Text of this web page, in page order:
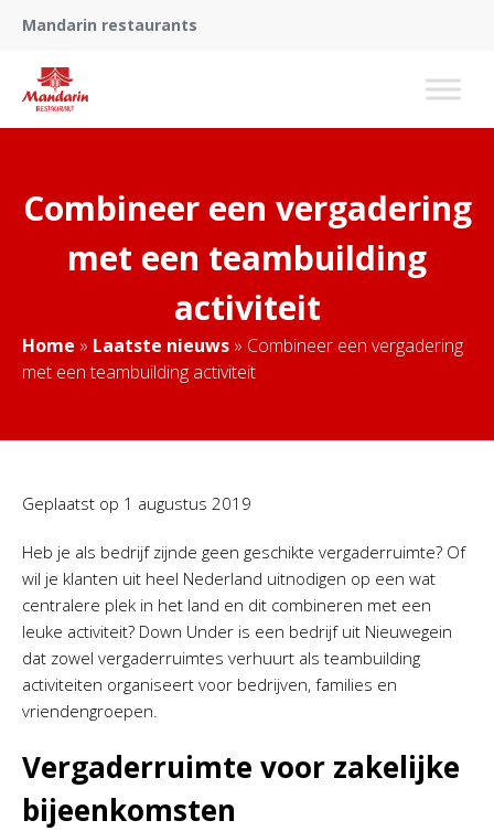
Mandarin restaurants
Combineer een vergadering
met een teambuilding
activiteit
Home » Laatste nieuws » Combineer een vergadering
met een teambuilding activiteit
Geplaatst op 1 augustus 2019
Heb je als bedrijf zijnde geen geschikte vergaderruimte? Of
wil je klanten uit heel Nederland uitnodigen op een wat
centralere plek in het land en dit combineren met een
leuke activiteit? Down Under is een bedrijf uit Nieuwegein
dat zowel vergaderruimtes verhuurt als teambuilding
activiteiten organiseert voor bedrijven, families en
vriendengroepen.
Vergaderruimte voor zakelijke
bijeenkomsten